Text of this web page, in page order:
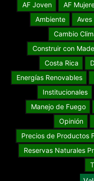
AF Joven AF
Ambiente
Cambio
Construir con
Costa Rica
Energías Renovables
Institucionales
Manejo de Fuego
Opinión
Precios de Productos
Reservas Naturales